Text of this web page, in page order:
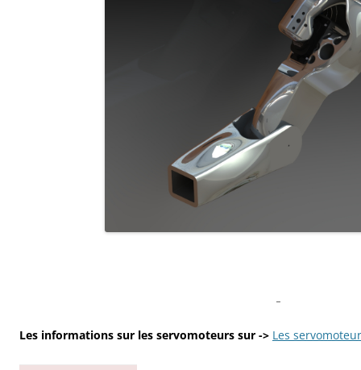
Les informations sur les servomoteurs sur -> Les